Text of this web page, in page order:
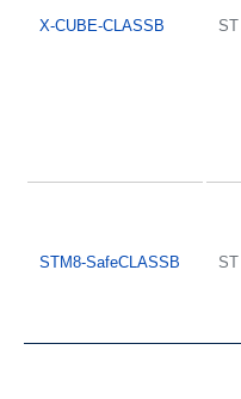
X-CUBE-CLASSB ST
STM8-SafeCLASSB ST